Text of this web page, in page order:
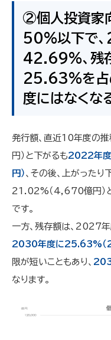
②個人投資家
50%以下で
42.69%、残
25.63%を占
度にはなくな
発行額、直近10年度の
円）と下がるも2022年
円） 、その後、上がった
21.02%（4,670億円）
です。
一方、残存額は、2027
2030年度に25.63%（2
限が短いこともあり、
なります。